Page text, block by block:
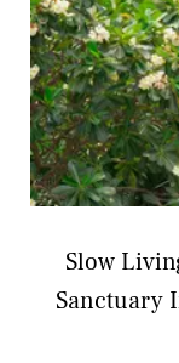
Slow
Sanctuary